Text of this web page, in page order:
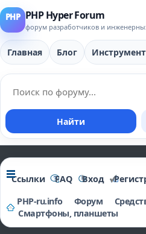
PHP Hyper Forum
форум разработчиков и
Главная Блог
Найти
Ссылки FAQ Вход
PHP-ru.info
Форум
Смартфоны, планшеты